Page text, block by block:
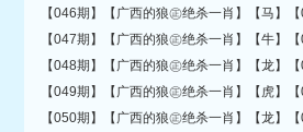
【046期】【广西的狼㊣绝杀一肖】【马】
【047期】【广西的狼㊣绝杀一肖】【牛】
【048期】【广西的狼㊣绝杀一肖】【龙】
【049期】【广西的狼㊣绝杀一肖】【虎】
【050期】【广西的狼㊣绝杀一肖】【龙】